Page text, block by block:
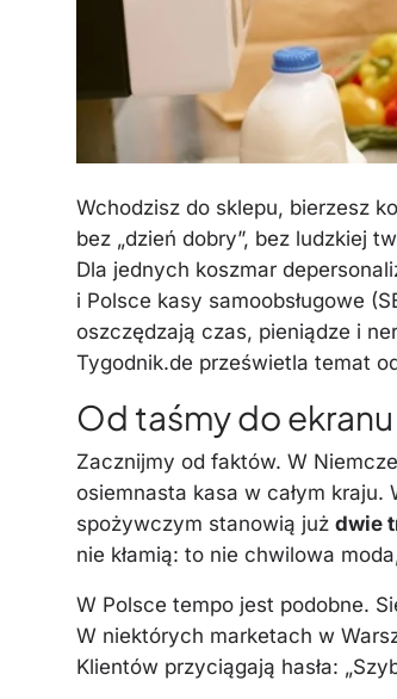
Wchodzisz do sklepu, bierzesz
bez „dzień dobry”, bez ludzkiej
Dla jednych koszmar
i Polsce kasy samoobsługowe
oszczędzają czas, pieniądze i
Tygodnik.de prześwietla temat
Od taśmy do
Zacznijmy od faktów. W
osiemnasta kasa w całym
spożywczym stanowią już dwie
nie kłamią: to nie chwilowa
W Polsce tempo jest podobne.
W niektórych marketach w
Klientów przyciągają hasła: